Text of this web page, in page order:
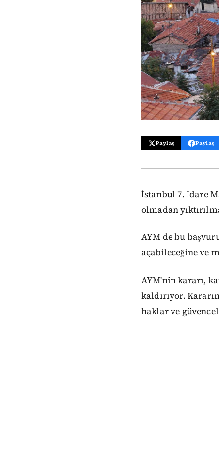
Paylaş Paylaş
İstanbul 7. İdare
olmadan
AYM de bu
açabileceğine ve
AYM'nin kararı,
kaldırıyor.
haklar ve